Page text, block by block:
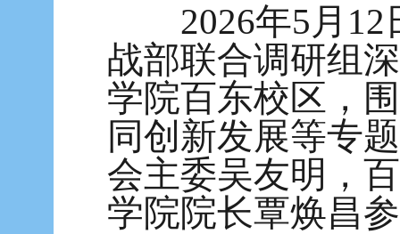
2026年5月12
战部联合调研组
学院百东校区，
同创新发展等专
会主委吴友明，
学院院长覃焕昌